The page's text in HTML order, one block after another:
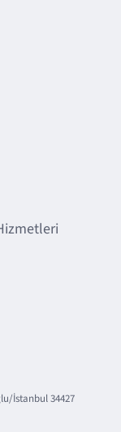
İstanbul 34427